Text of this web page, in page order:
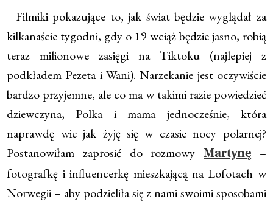
Filmiki pokazujące to, jak świat będzie wyglądał za
kilkanaście tygodni, gdy o 19 wciąż będzie jasno, robią
teraz milionowe zasięgi na Tiktoku (najlepiej z
podkładem Pezeta i Wani). Narzekanie jest oczywiście
bardzo przyjemne, ale co ma w takimi razie powiedzieć
dziewczyna, Polka i mama jednocześnie, która
naprawdę wie jak żyję się w czasie nocy polarnej?
Postanowiłam zaprosić do rozmowyMartynę
–
fotografkę i influencerkę mieszkającą na Lofotach w
Norwegii – aby podzieliła się z nami swoimi sposobami